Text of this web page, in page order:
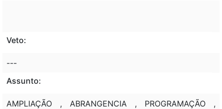
Veto:
---
Assunto:
AMPLIAÇÃO , ABRANGENCIA , PROGRAMAÇÃO ,